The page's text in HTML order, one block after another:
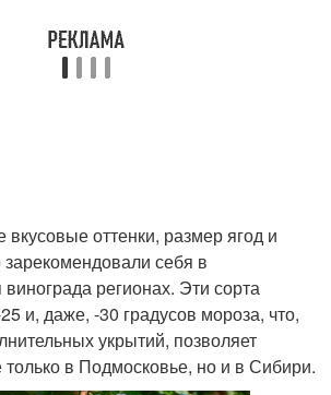
оттенки, размер ягод и
себя в
регионах. Эти сорта
и, даже, -30 градусов мороза, что,
укрытий, позволяет
в Подмосковье, но и в Сибири.